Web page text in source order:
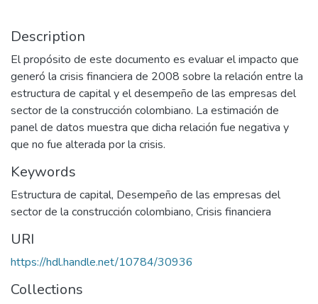
Description
El propósito de este documento es evaluar el impacto que
generó la crisis financiera de 2008 sobre la relación entre la
estructura de capital y el desempeño de las empresas del
sector de la construcción colombiano. La estimación de
panel de datos muestra que dicha relación fue negativa y
que no fue alterada por la crisis.
Keywords
Estructura de capital, Desempeño de las empresas del
sector de la construcción colombiano, Crisis financiera
URI
https://hdl.handle.net/10784/30936
Collections